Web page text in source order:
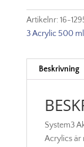
Cadmium
Orange
mängd
Artikelnr:16-
3 Acrylic 500 ml
Beskrivning
System3
Acrylics är